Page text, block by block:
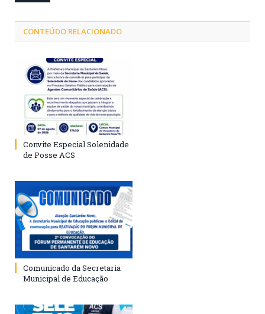
CONTEÚDO RELACIONADO
Convite Especial Solenidade
de Posse ACS
Comunicado da Secretaria
Municipal de Educação